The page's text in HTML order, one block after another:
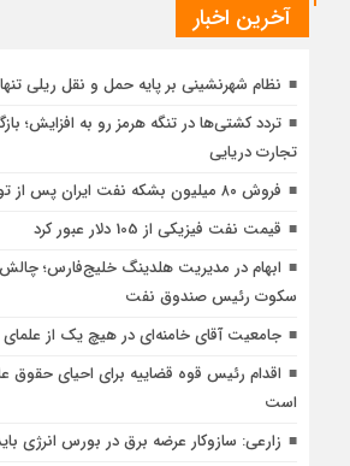
آخرین اخبار
نظام شهرنشینی بر پایه حمل و نقل ریلی
تردد کشتی‌ها در تنگه هرمز رو به افزایش؛
تجارت دریایی
فروش ۸۰ میلیون بشکه نفت ایران پس از توافق اسلام آباد
قیمت نفت فیزیکی از 105 دلار عبور کرد
ابهام در مدیریت هلدینگ خلیج‌فارس؛
سکوت رئیس صندوق نفت
جامعیت آقای خامنه‌ای در هیچ یک از
اقدام رئیس قوه قضاییه برای احیای حقوق
است
زارعی: سازوکار عرضه برق در بورس انرژی